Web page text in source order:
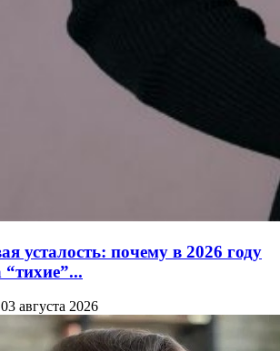
усталость: почему в 2026 году
“тихие”...
03 августа 2026